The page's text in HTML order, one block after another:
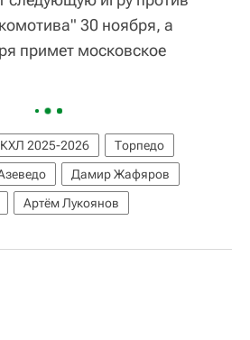
30 ноября, а
примет московское
КХЛ 2025-2026
Торпедо
Дамир Жафяров
Артём Лукоянов